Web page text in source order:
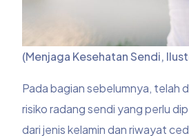
(Menjaga Kesehatan Sendi,
Pada bagian sebelumnya, telah
risiko radang sendi yang perlu
dari jenis kelamin dan riwayat